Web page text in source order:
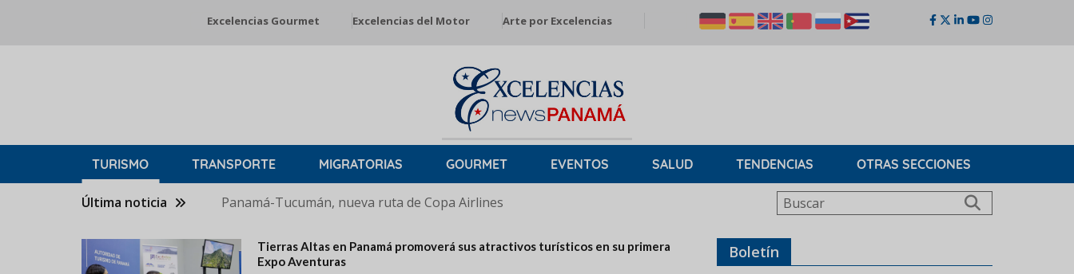
Excelencias Gourmet Excelencias del Motor Arte por Excelencias
TURISMO TRANSPORTE MIGRATORIAS GOURMET EVENTOS SALUD TENDENCIAS OTRAS SECCIONES
Última noticia Panamá-Tucumán, nueva ruta de Copa Airlines Buscar
Tierras Altas en Panamá promoverá sus atractivos turísticos en su primera
Expo Aventuras
Boletín